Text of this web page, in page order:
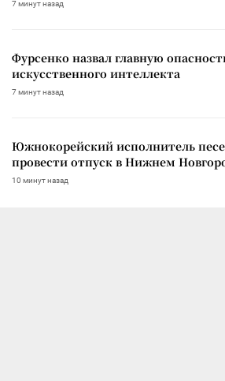
7 минут назад
Фурсенко назвал главную
искусственного интеллекта
7 минут назад
Южнокорейский исполнитель
провести отпуск в Нижнем
10 минут назад